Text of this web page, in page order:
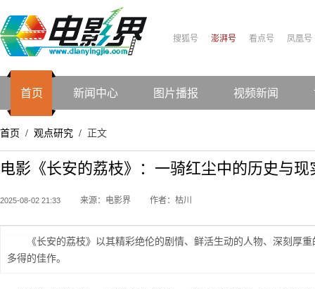
搜狐号 澎湃号 看点号 凤凰号
首页 新闻中心 图片播报 视频新闻
首页 / 观点研究 / 正文
电影《长安的荔枝》：一骑红尘中的历史与现
2025-08-02 21:33 来源：电影界 作者：枯川
《长安的荔枝》以其精彩绝伦的剧情、鲜活生动的人物、深刻厚
多得的佳作。